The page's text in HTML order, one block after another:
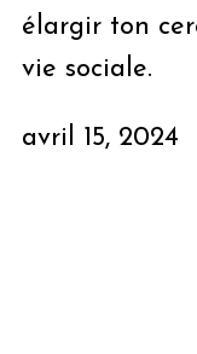
élargir ton
vie sociale.
avril 15, 2024